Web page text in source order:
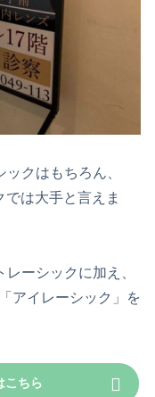
クはもちろん、
では大手と言えま
ーシックに加え、
アイレーシック」を
こちら